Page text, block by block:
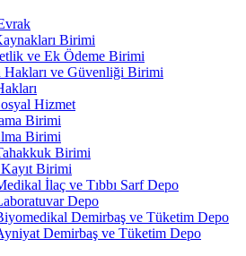
Birimi
ve Ek Ödeme Birimi
Hakları ve Güvenliği Birimi
Hizmet
Birimi
Birimi
Birimi
Kayıt Birimi
İlaç ve Tıbbı Sarf Depo
Depo
Demirbaş ve Tüketim Depo
Demirbaş ve Tüketim Depo